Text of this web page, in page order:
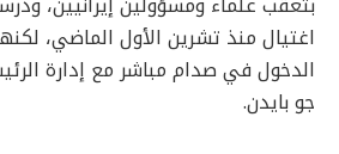
اغتيال منذ تشرين الأول الماضي،
الدخول في صدام مباشر مع إدارة
جو بايدن.